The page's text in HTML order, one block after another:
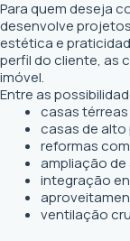
Para quem deseja
desenvolve
estética e
perfil do cliente, as
imóvel.
Entre as
casas
casas de alto
reformas
ampliação
integração
ventilação